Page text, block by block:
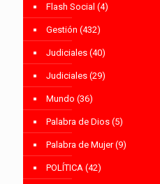
Flash Social (4)
Gestión (432)
Judiciales (40)
Judiciales (29)
Mundo (36)
Palabra de Dios (5)
Palabra de Mujer(9)
POLÍTICA (42)